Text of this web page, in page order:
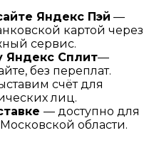
Яндекс Пэй —
картой через
сервис.
Я ндекс Сплит—
без переплат.
счёт для
лиц.
— доступно для
области.